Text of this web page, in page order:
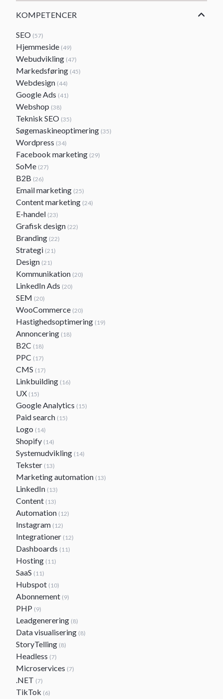
KOMPETENCER
SEO (57)
Hjemmeside (49)
Webudvikling (47)
Markedsføring (45)
Webdesign (44)
Google Ads (41)
Webshop (38)
Teknisk SEO (35)
Søgemaskineoptimering (35)
Wordpress (34)
Facebook marketing (29)
SoMe (27)
B2B (26)
Email marketing (25)
Content marketing (24)
E-handel (23)
Grafisk design (22)
Branding (22)
Strategi (21)
Design (21)
Kommunikation (20)
LinkedIn Ads (20)
SEM (20)
WooCommerce (20)
Hastighedsoptimering (19)
Annoncering (18)
B2C (18)
PPC (17)
CMS (17)
Linkbuilding (16)
UX (15)
Google Analytics (15)
Paid search (15)
Logo (14)
Shopify (14)
Systemudvikling (14)
Tekster (13)
Marketing automation (13)
LinkedIn (13)
Content (13)
Automation (12)
Instagram (12)
Integrationer (12)
Dashboards (11)
Hosting (11)
SaaS (11)
Hubspot (10)
Abonnement (9)
PHP (9)
Leadgenerering (8)
Data visualisering (8)
StoryTelling (8)
Headless (7)
Microservices (7)
.NET (7)
TikTok (6)